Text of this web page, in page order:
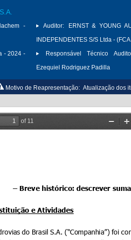
-
- 2024 -
Auditor:
ERNST & YOUNG
INDEPENDENTES S/S Ltda -
Responsável Técnico
Ezequiel Rodriguez Padilla
Motivo de Reapresentação: Atualização dos